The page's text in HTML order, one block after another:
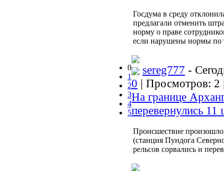
Госдума в среду
предлагали отменить
норму о праве
если нарушены нормы по
0
1
2
3
4
5
sereg777 -
0 | Просмотров:
На границе
перевернулись 11
Происшествие
(станция Пундога
рельсов сорвались и